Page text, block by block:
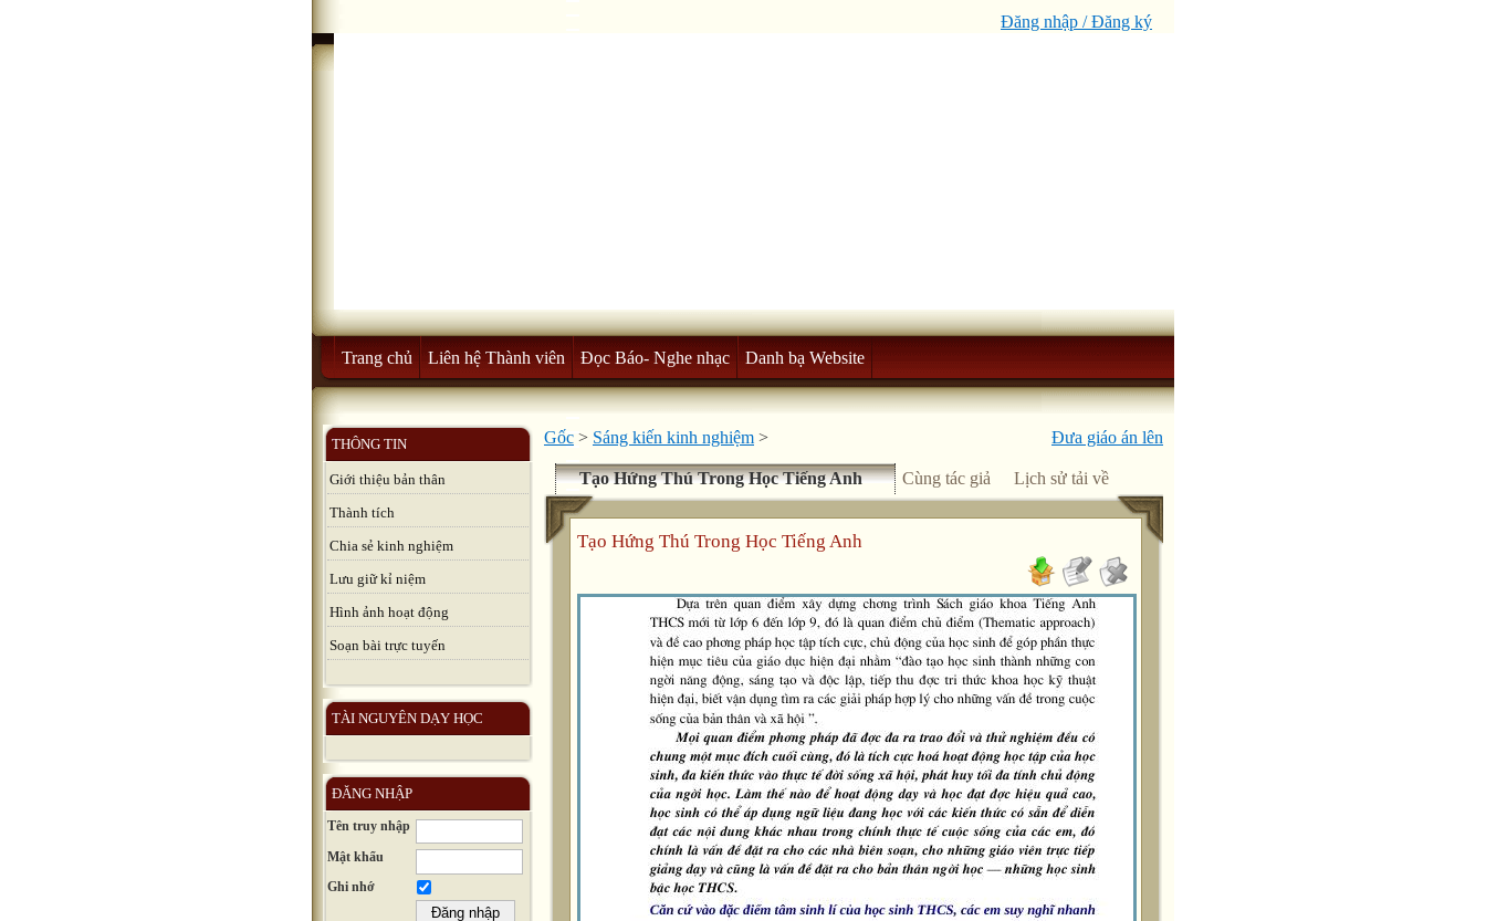
Đăng nhập / Đăng ký
Trang chủ Liên hệ Thành viên Đọc Báo- Nghe nhạc Danh bạ Website
THÔNG TIN
Giới thiệu bản thân
Thành tích
Chia sẻ kinh nghiệm
Lưu giữ kỉ niệm
Hình ảnh hoạt động
Soạn bài trực tuyến
TÀI NGUYÊN DẠY HỌC
ĐĂNG NHẬP
Tên truy nhập
Mật khẩu
Ghi nhớ
Đưa giáo án lên
Gốc > Sáng kiến kinh nghiệm >
Tạo Hứng Thú Trong Học Tiếng Anh Cùng tác giả Lịch sử tải về
Tạo Hứng Thú Trong Học Tiếng Anh